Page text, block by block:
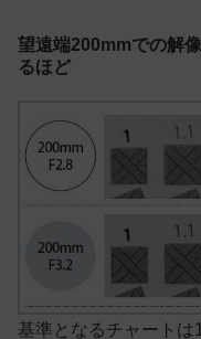
望遠端200mmでの解
るほど
基準となるチャート